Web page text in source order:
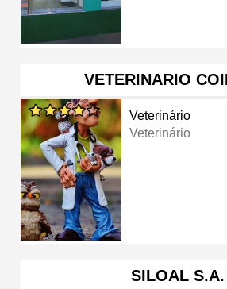
VETERINARIO
Veterinário
Veterinário
SILOAL S.A.